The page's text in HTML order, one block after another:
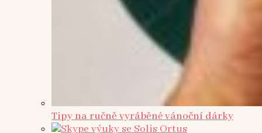
Tipy na ručně vyráběné vánoční dárky